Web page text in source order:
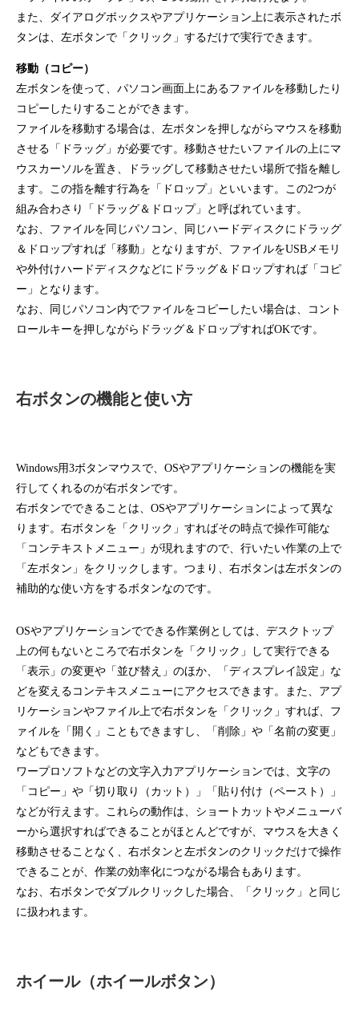
また、ダイアログボックスやアプリケーション上に表示されたボ
タンは、左ボタンで「クリック」するだけで実行できます。
移動（コピー）
左ボタンを使って、パソコン画面上にあるファイルを移動したり
コピーしたりすることができます。
ファイルを移動する場合は、左ボタンを押しながらマウスを移動
させる「ドラッグ」が必要です。移動させたいファイルの上にマ
ウスカーソルを置き、ドラッグして移動させたい場所で指を離し
ます。この指を離す行為を「ドロップ」といいます。この2つが
組み合わさり「ドラッグ＆ドロップ」と呼ばれています。
なお、ファイルを同じパソコン、同じハードディスクにドラッグ
＆ドロップすれば「移動」となりますが、ファイルをUSBメモリ
や外付けハードディスクなどにドラッグ＆ドロップすれば「コピ
ー」となります。
なお、同じパソコン内でファイルをコピーしたい場合は、コント
ロールキーを押しながらドラッグ＆ドロップすればOKです。
右ボタンの機能と使い方
Windows用3ボタンマウスで、OSやアプリケーションの機能を実
行してくれるのが右ボタンです。
右ボタンでできることは、OSやアプリケーションによって異な
ります。右ボタンを「クリック」すればその時点で操作可能な
「コンテキストメニュー」が現れますので、行いたい作業の上で
「左ボタン」をクリックします。つまり、右ボタンは左ボタンの
補助的な使い方をするボタンなのです。
OSやアプリケーションでできる作業例としては、デスクトップ
上の何もないところで右ボタンを「クリック」して実行できる
「表示」の変更や「並び替え」のほか、「ディスプレイ設定」な
どを変えるコンテキスメニューにアクセスできます。また、アプ
リケーションやファイル上で右ボタンを「クリック」すれば、フ
ァイルを「開く」こともできますし、「削除」や「名前の変更」
などもできます。
ワープロソフトなどの文字入力アプリケーションでは、文字の
「コピー」や「切り取り（カット）」「貼り付け（ペースト）」
などが行えます。これらの動作は、ショートカットやメニューバ
ーから選択すればできることがほとんどですが、マウスを大きく
移動させることなく、右ボタンと左ボタンのクリックだけで操作
できることが、作業の効率化につながる場合もあります。
なお、右ボタンでダブルクリックした場合、「クリック」と同じ
に扱われます。
ホイール（ホイールボタン）